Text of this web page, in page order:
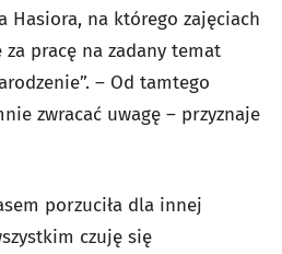
Hasiora, na którego zajęciach
za pracę na zadany temat
– Od tamtego
zwracać uwagę – przyznaje
porzuciła dla innej
czuję się